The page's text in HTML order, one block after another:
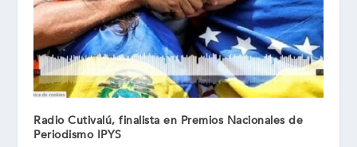
Radio Cutivalú, finalista en Premios Nacionales de
Periodismo IPYS